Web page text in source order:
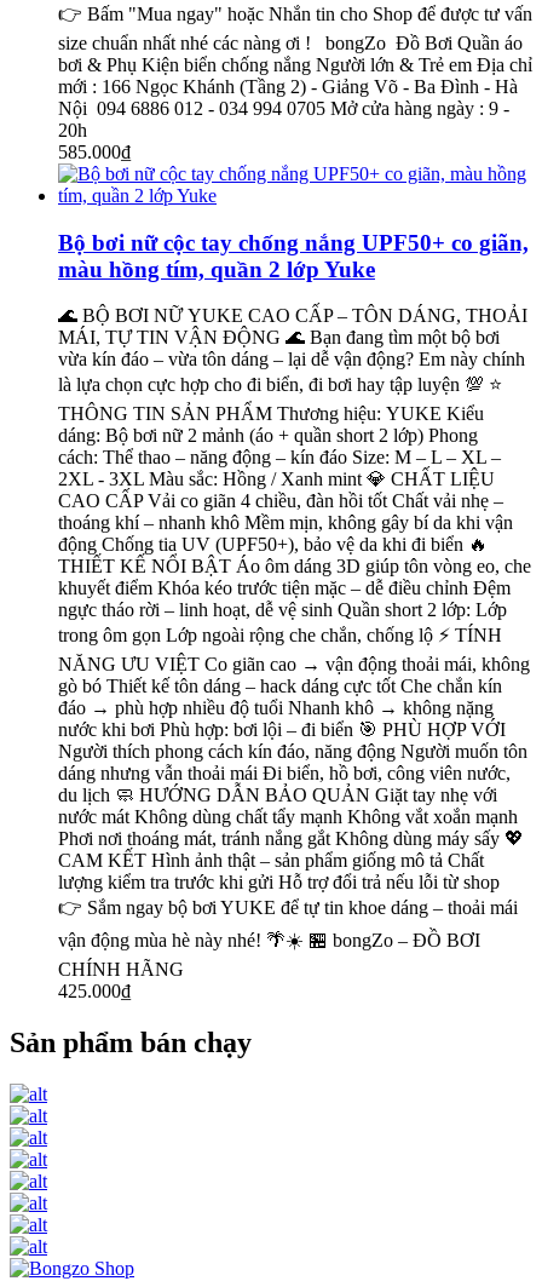
👉 Bấm "Mua ngay" hoặc Nhắn tin cho Shop để được tư vấn
size chuẩn nhất nhé các nàng ơi ! bongZo Đồ Bơi Quần áo
bơi & Phụ Kiện biển chống nắng Người lớn & Trẻ em Địa chỉ
mới : 166 Ngọc Khánh (Tầng 2) - Giảng Võ - Ba Đình - Hà
Nội 094 6886 012 - 034 994 0705 Mở cửa hàng ngày : 9 -
20h
585.000₫
Bộ bơi nữ cộc tay chống nắng UPF50+ co giãn,
màu hồng tím, quần 2 lớp Yuke
🌊 BỘ BƠI NỮ YUKE CAO CẤP – TÔN DÁNG, THOẢI
MÁI, TỰ TIN VẬN ĐỘNG 🌊 Bạn đang tìm một bộ bơi
vừa kín đáo – vừa tôn dáng – lại dễ vận động? Em này chính
là lựa chọn cực hợp cho đi biển, đi bơi hay tập luyện 💯 ⭐
THÔNG TIN SẢN PHẨM Thương hiệu: YUKE Kiểu
dáng: Bộ bơi nữ 2 mảnh (áo + quần short 2 lớp) Phong
cách: Thể thao – năng động – kín đáo Size: M – L – XL –
2XL - 3XL Màu sắc: Hồng / Xanh mint 💎 CHẤT LIỆU
CAO CẤP Vải co giãn 4 chiều, đàn hồi tốt Chất vải nhẹ –
thoáng khí – nhanh khô Mềm mịn, không gây bí da khi vận
động Chống tia UV (UPF50+), bảo vệ da khi đi biển 🔥
THIẾT KẾ NỔI BẬT Áo ôm dáng 3D giúp tôn vòng eo, che
khuyết điểm Khóa kéo trước tiện mặc – dễ điều chỉnh Đệm
ngực tháo rời – linh hoạt, dễ vệ sinh Quần short 2 lớp: Lớp
trong ôm gọn Lớp ngoài rộng che chắn, chống lộ ⚡ TÍNH
NĂNG ƯU VIỆT Co giãn cao → vận động thoải mái, không
gò bó Thiết kế tôn dáng – hack dáng cực tốt Che chắn kín
đáo → phù hợp nhiều độ tuổi Nhanh khô → không nặng
nước khi bơi Phù hợp: bơi lội – đi biển 🎯 PHÙ HỢP VỚI
Người thích phong cách kín đáo, năng động Người muốn tôn
dáng nhưng vẫn thoải mái Đi biển, hồ bơi, công viên nước,
du lịch 🧼 HƯỚNG DẪN BẢO QUẢN Giặt tay nhẹ với
nước mát Không dùng chất tẩy mạnh Không vắt xoắn mạnh
Phơi nơi thoáng mát, tránh nắng gắt Không dùng máy sấy 💖
CAM KẾT Hình ảnh thật – sản phẩm giống mô tả Chất
lượng kiểm tra trước khi gửi Hỗ trợ đổi trả nếu lỗi từ shop
👉 Sắm ngay bộ bơi YUKE để tự tin khoe dáng – thoải mái
vận động mùa hè này nhé! 🌴☀️ 🏪 bongZo – ĐỒ BƠI
CHÍNH HÃNG
425.000₫
Sản phẩm bán chạy